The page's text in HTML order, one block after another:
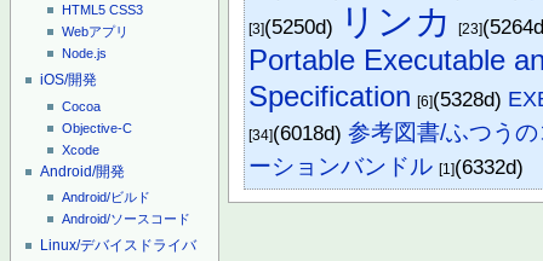
HTML5 CSS3
Webアプリ
Node.js
iOS/開発
Cocoa
Objective-C
Xcode
Android/開発
Android/ビルド
Android/ソースコード
Linux/デバイスドライバ
[3](5250d) リンカ [23]
Portable Executable
Specification [6](5328d)
[34](6018d)参考図書/ふつう
ーションバンドル [1](6332d)